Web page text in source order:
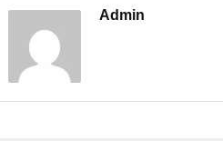
Admin